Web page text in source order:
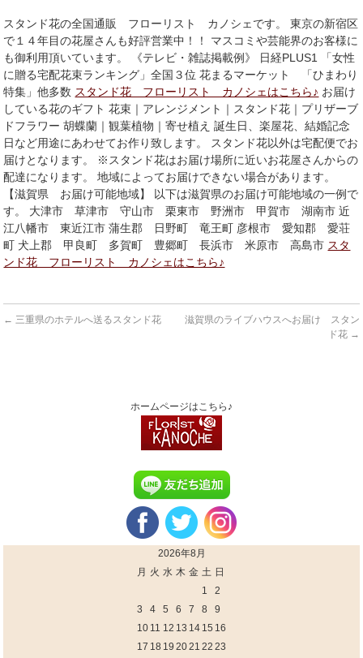
き
ま
す)
い
ウ
ィ
ン
ド
ウ
で
開
き
ま
す)
スタンド花の全国通販 フローリスト カノシェです。 東京の新宿区
で１４年目の花屋さんも好評営業中！！ マスコミや芸能界のお客様に
も御利用頂いています。 《テレビ・雑誌掲載例》 日経PLUS1 「女性
に贈る宅配花束ランキング」全国３位 花まるマーケット 「ひまわり
特集」他多数 スタンド花 フローリスト カノシェはこちら♪ お届け
している花のギフト 花束｜アレンジメント｜スタンド花｜プリザーブ
ドフラワー 胡蝶蘭｜観葉植物｜寄せ植え 誕生日、楽屋花、結婚記念
日など用途にあわせてお作り致します。 スタンド花以外は宅配便でお
届けとなります。 ※スタンド花はお届け場所に近いお花屋さんからの
配達になります。 地域によってお届けできない場合があります。
【滋賀県 お届け可能地域】 以下は滋賀県のお届け可能地域の一例で
す。 大津市 草津市 守山市 栗東市 野洲市 甲賀市 湖南市 近
江八幡市 東近江市 蒲生郡 日野町 竜王町 彦根市 愛知郡 愛荘
町 犬上郡 甲良町 多賀町 豊郷町 長浜市 米原市 高島市 スタ
ンド花 フローリスト カノシェはこちら♪
← 三重県のホテルへ送るスタンド花
滋賀県のライブハウスへお届け スタン
ド花 →
ホームページはこちら♪
2026年8月
月 火 水 木 金 土 日
1
2
3
4 5 6 7 8
9
10 11 12 13 14 15 16
17 18 19 2021 22 23